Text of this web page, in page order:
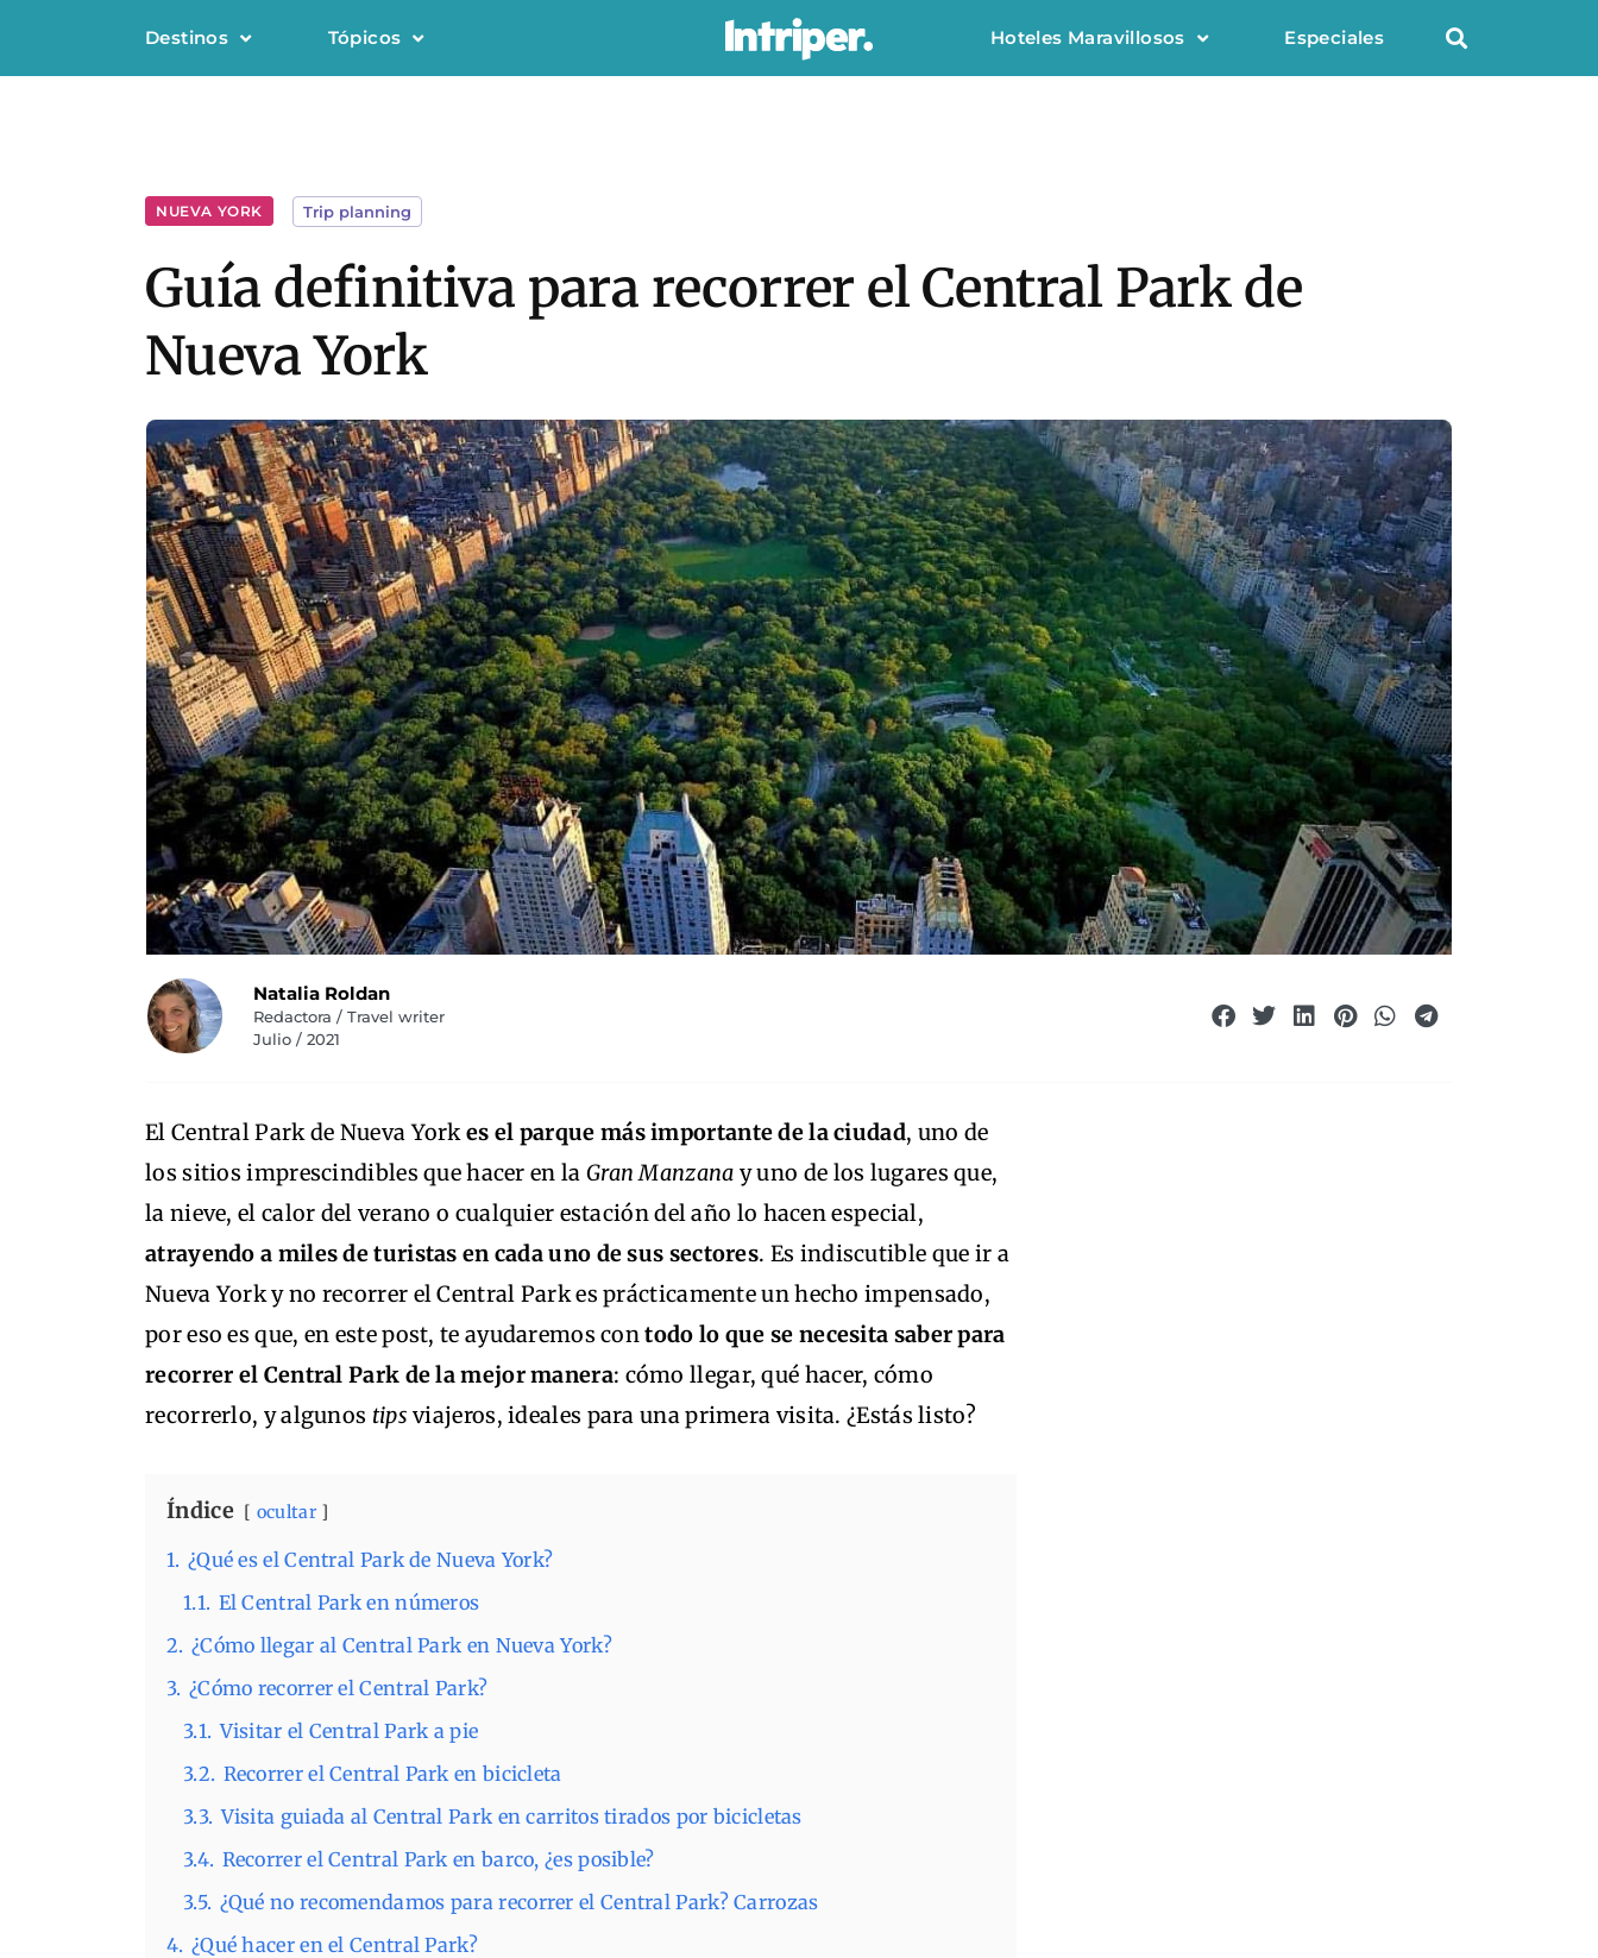
Destinos Tópicos Hoteles Maravillosos Especiales
NUEVA YORK Trip planning
Guía definitiva para recorrer el Central Park de
Nueva York
Natalia Roldan
Redactora / Travel writer
Julio / 2021
El Central Park de Nueva Yorkes el parque más importante de la ciudad, uno de
los sitios imprescindibles que hacer en la Gran Manzana y uno de los lugares que,
la nieve, el calor del verano o cualquier estación del año lo hacen especial,
atrayendo a miles de turistas en cada uno de sus sectores. Es indiscutible que ir a
Nueva York y no recorrer el Central Park es prácticamente un hecho impensado,
por eso es que, en este post, te ayudaremos contodo lo que se necesita saber para
recorrer el Central Park de la mejor manera: cómo llegar, qué hacer, cómo
recorrerlo, y algunos tipsviajeros, ideales para una primera visita. ¿Estás listo?
Índice ocultar
1. ¿Qué es el Central Park de Nueva York?
1.1. El Central Park en números
2. ¿Cómo llegar al Central Park en Nueva York?
3. ¿Cómo recorrer el Central Park?
3.1. Visitar el Central Park a pie
3.2. Recorrer el Central Park en bicicleta
3.3. Visita guiada al Central Park en carritos tirados por bicicletas
3.4. Recorrer el Central Park en barco, ¿es posible?
3.5. ¿Qué no recomendamos para recorrer el Central Park? Carrozas
4. ¿Qué hacer en el Central Park?